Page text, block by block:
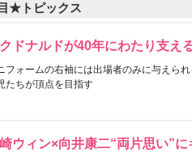
★トピックス
ドナルドが40年にわたり支え
フォームの右袖には出場者のみに与えら
たちが頂点を目指す
ウィン×向井康二“両片思い”